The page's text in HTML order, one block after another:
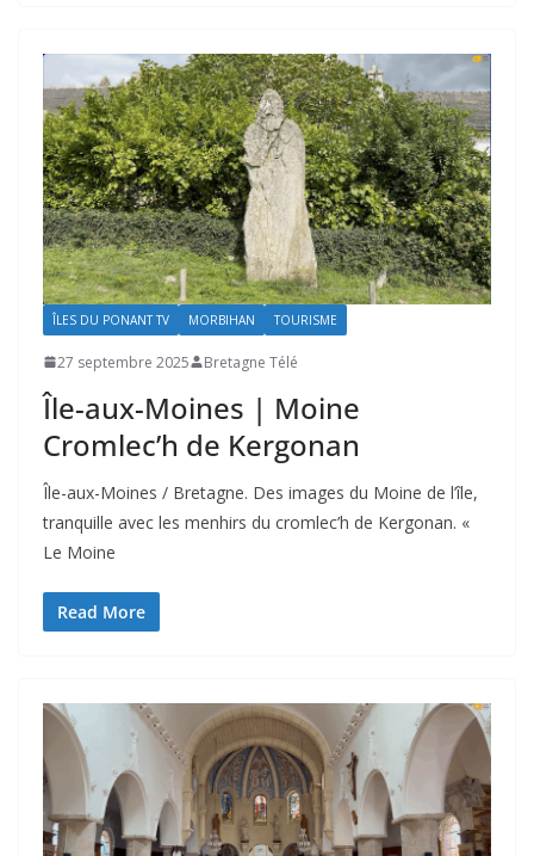
ÎLES DU PONANT TV MORBIHAN TOURISME
27 septembre 2025 Bretagne Télé
Île-aux-Moines | Moine
Cromlec’h de Kergonan
Île-aux-Moines / Bretagne. Des images du Moine de l’île,
tranquille avec les menhirs du cromlec’h de Kergonan. «
Le Moine
Read More